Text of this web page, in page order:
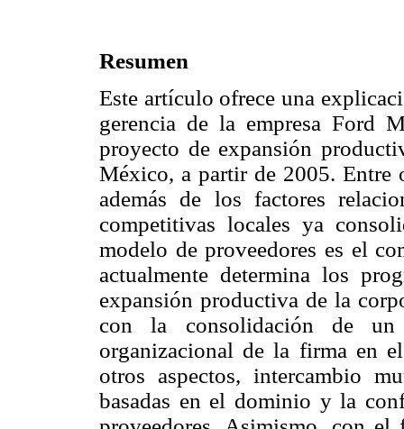
Resumen
Este artículo ofrece una
gerencia de la empresa Ford
proyecto de expansión
México, a partir de 2005. Entre
además de los factores
competitivas locales ya
modelo de proveedores es el
actualmente determina los
expansión productiva de la
con la consolidación de un
organizacional de la firma en
otros aspectos, intercambio
basadas en el dominio y la